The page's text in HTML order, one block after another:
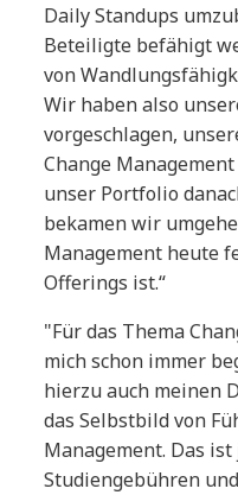
Daily Standups
Beteiligte befähigt
von
Wir haben also
vorgeschlagen,
Change
unser Portfolio
bekamen wir
Management heute
Offerings ist.“
"Für das Thema
mich schon immer
hierzu auch meinen
das Selbstbild von
Management. Das
Studiengebühren